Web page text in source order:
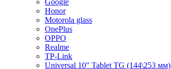
Google
Honor
Motorola glass
OnePlus
OPPO
Realme
TP-Link
Universal 10" Tablet TG (144\253 мм)